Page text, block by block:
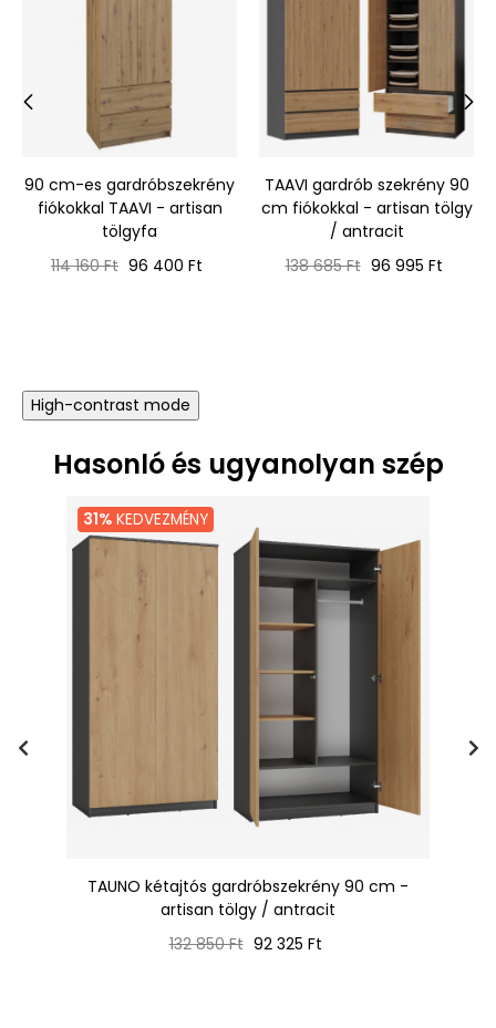
90 cm-es gardróbszekrény
fiókokkal TAAVI - artisan
tölgyfa
Normál
114 160 Ft Ár
96 400 Ft
TAAVI gardrób szekrény 90
cm fiókokkal - artisan tölgy
/ antracit
Normál
138 685 Ft Ár
96 995 Ft
High-contrast mode
Hasonló és ugyanolyan szép
31% KEDVEZMÉNY
TAUNO kétajtós gardróbszekrény 90 cm -
artisan tölgy / antracit
Normál
132 850 Ft Ár
92 325 Ft